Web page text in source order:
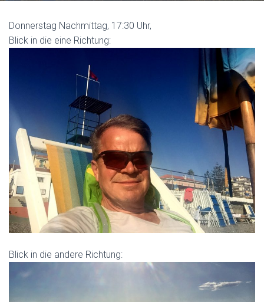
Donnerstag Nachmittag, 17:30 Uhr,
Blick in die eine Richtung:
Blick in die andere Richtung: